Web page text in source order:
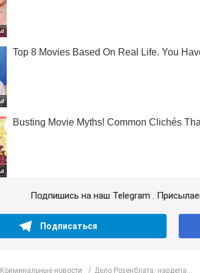
Подпишись на наш Telegram .
Подписаться
Криминальные новости Дело Розенблата: нардепа...